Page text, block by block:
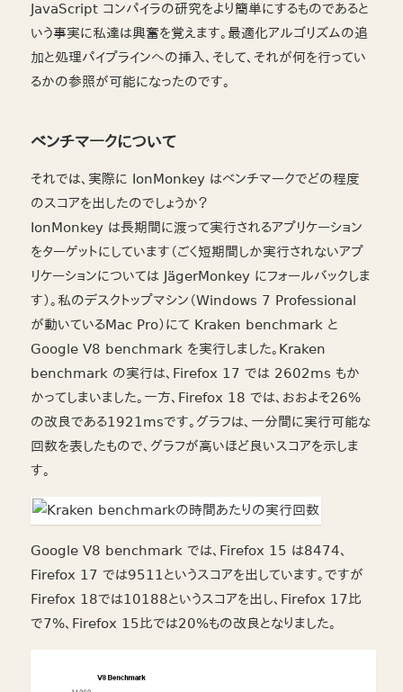
JavaScript コンパイラの研究をより簡単にするものであると
いう事実に私達は興奮を覚えます。最適化アルゴリズムの追
加と処理パイプラインへの挿入、そして、それが何を行ってい
るかの参照が可能になったのです。
ベンチマークについて
それでは、実際に IonMonkey はベンチマークでどの程度
のスコアを出したのでしょうか？
IonMonkey は長期間に渡って実行されるアプリケーション
をターゲットにしています（ごく短期間しか実行されないアプ
リケーションについては JägerMonkey にフォールバックしま
す）。私のデスクトップマシン（Windows 7 Professional
が動いているMac Pro）にて Kraken benchmark と
Google V8 benchmark を実行しました。Kraken
benchmark の実行は、Firefox 17 では 2602ms もか
かってしまいました。一方、Firefox 18 では、おおよそ26%
の改良である1921msです。グラフは、一分間に実行可能な
回数を表したもので、グラフが高いほど良いスコアを示しま
す。
Google V8 benchmark では、Firefox 15 は8474、
Firefox 17 では9511というスコアを出しています。ですが
Firefox 18では10188というスコアを出し、Firefox 17比
で7%、Firefox 15比では20%もの改良となりました。